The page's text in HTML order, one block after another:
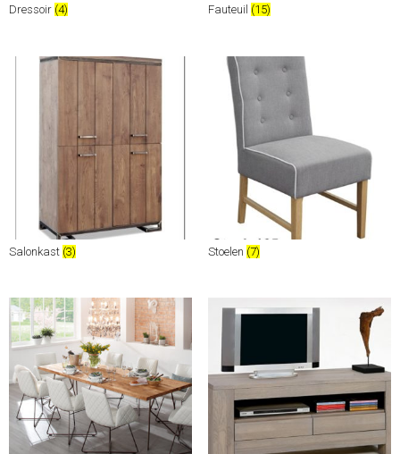
Dressoir (4) Fauteuil (15)
Salonkast (3) Stoelen (7)